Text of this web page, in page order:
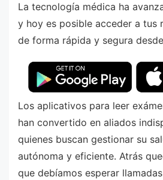
La tecnología médica ha
y hoy es posible acceder a tus
de forma rápida y segura
Los aplicativos para leer
han convertido en aliados
quienes buscan gestionar su
autónoma y eficiente. Atrás
que debíamos esperar